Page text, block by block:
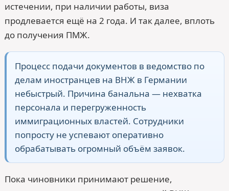
истечении, при наличии работы, виза
продлевается ещё на 2 года. И так далее, вплоть
до получения ПМЖ.
Процесс подачи документов в ведомство по
делам иностранцев на ВНЖ в Германии
небыстрый. Причина банальна — нехватка
персонала и перегруженность
иммиграционных властей. Сотрудники
попросту не успевают оперативно
обрабатывать огромный объём заявок.
Пока чиновники принимают решение,